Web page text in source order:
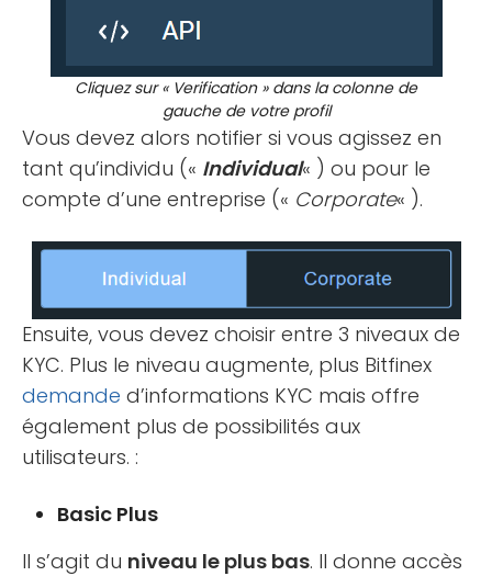
Cliquez sur « Verification » dans la colonne de
gauche de votre profil
Vous devez alors notifier si vous agissez en
tant qu’individu (« Individual« ) ou pour le
compte d’une entreprise (« Corporate« ).
Ensuite, vous devez choisir entre 3 niveaux de
KYC. Plus le niveau augmente, plus Bitfinex
demande d’informations KYC mais offre
également plus de possibilités aux
utilisateurs. :
Basic Plus
Il s’agit du niveau le plus bas. Il donne accès